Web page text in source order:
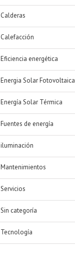
Calderas
Calefacción
Eficiencia energética
Energia Solar Fotovoltaica
Energía Solar Térmica
Fuentes de energía
iluminación
Mantenimientos
Servicios
Sin categoría
Tecnología